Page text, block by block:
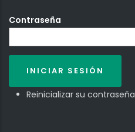
Contraseña
Reinicializar su contraseña